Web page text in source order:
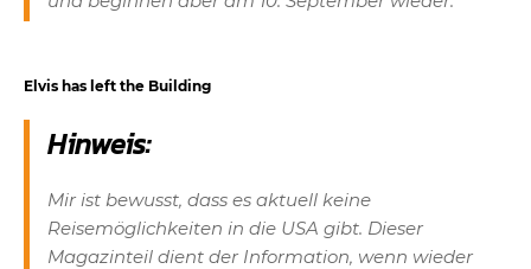
Elvis has left the Building
Hinweis:
Mir ist bewusst, dass es aktuell keine
Reisemöglichkeiten in die USA gibt. Dieser
Magazinteil dient der Information, wenn wieder